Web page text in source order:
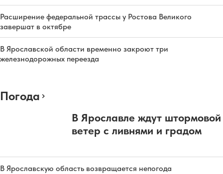
Расширение федеральной трассы у Ростова Великого
завершат в октябре
В Ярославской области временно закроют три
железнодорожных переезда
Погода
В Ярославле ждут штормовой
ветер с ливнями и градом
В Ярославскую область возвращается непогода